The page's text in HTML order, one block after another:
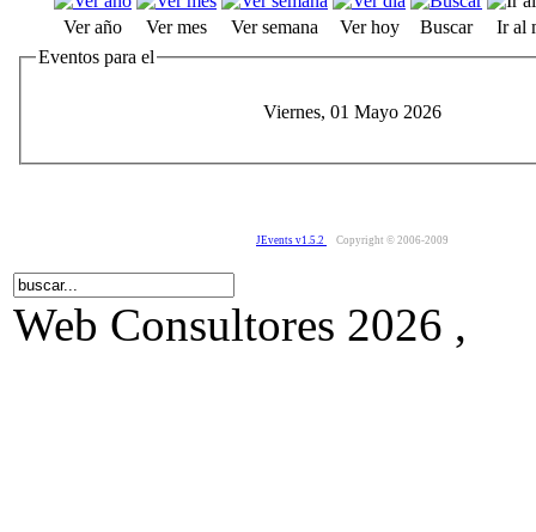
Ver año Ver mes Ver semana Ver hoy Buscar
Ir al
Eventos para el
Viernes, 01 Mayo 2026
JEvents v1.5.2 Copyright © 2006-2009
Web Consultores 2026 ,